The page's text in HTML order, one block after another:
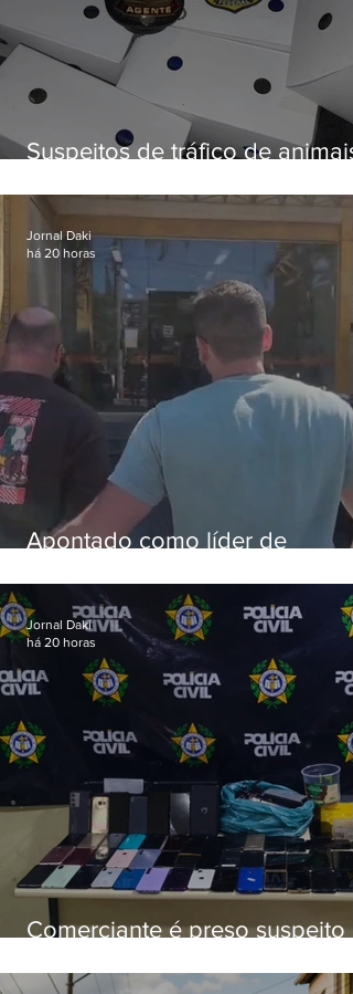
Suspeitos de tráfico de animais
aves
Apontado como líder de
aposentados é preso
Jornal Daki
há 20 horas
Comerciante é preso suspeito
loja
Jornal Daki
há 20 horas